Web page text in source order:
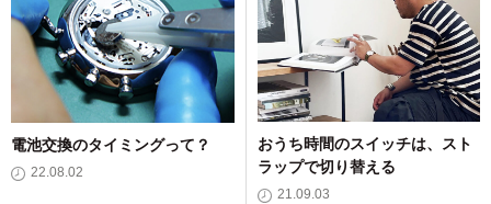
電池交換のタイミングって？
22.08.02
おうち時間のスイッチは、スト
ラップで切り替える
21.09.03